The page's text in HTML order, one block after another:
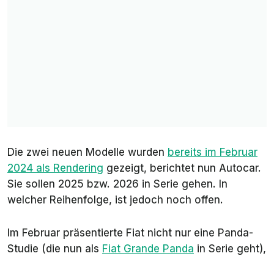
Die zwei neuen Modelle wurden bereits im Februar
2024 als Rendering gezeigt, berichtet nun Autocar.
Sie sollen 2025 bzw. 2026 in Serie gehen. In
welcher Reihenfolge, ist jedoch noch offen.
Im Februar präsentierte Fiat nicht nur eine Panda-
Studie (die nun als Fiat Grande Panda in Serie geht),